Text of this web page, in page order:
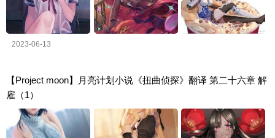
2023-06-13
【Project moon】月亮计划小说《扭曲侦探》翻译 第二十六章 解
雇（1）